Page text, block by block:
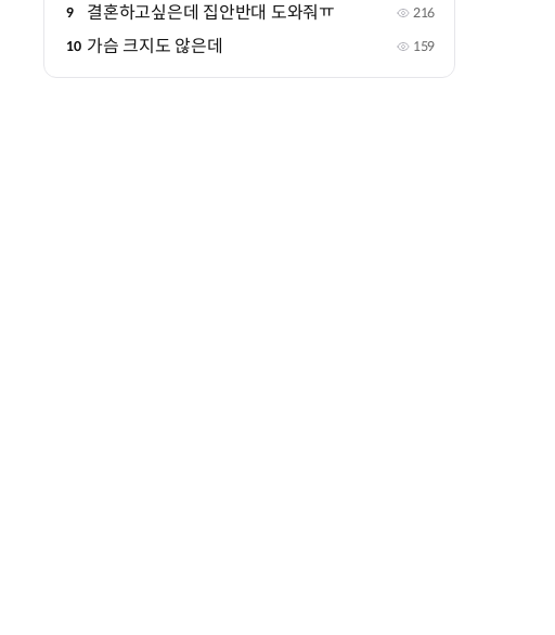
9 결혼하고싶은데 집안반대 도와줘ㅠ 216
10 가슴 크지도 않은데 159